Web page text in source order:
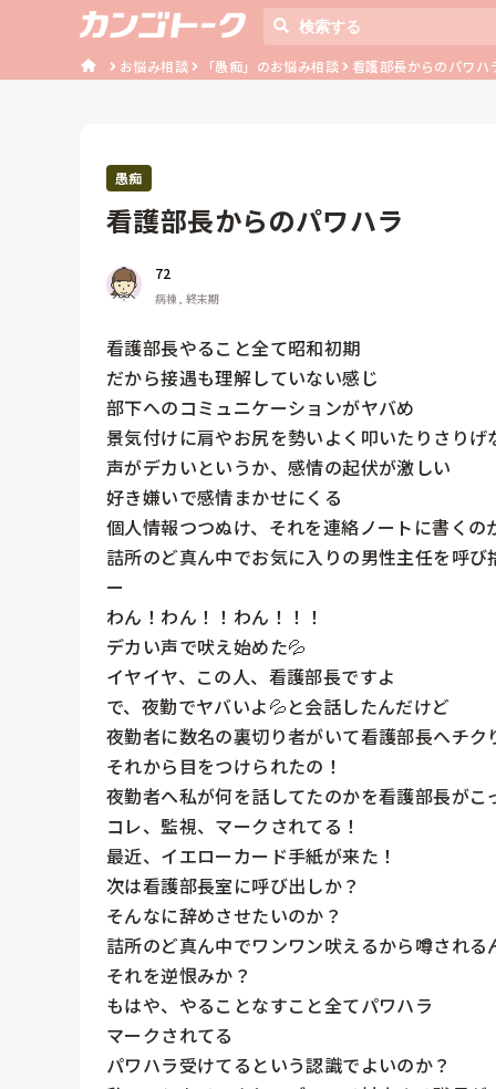
お悩み相談 「愚痴」のお悩み相談 看護部長からのパワ
愚痴
看護部長からのパワハラ
72
病棟, 終末期
看護部長やること全て昭和初期
だから接遇も理解していない感じ
部下へのコミュニケーションがヤバめ
景気付けに肩やお尻を勢いよく叩いたりさりげ
声がデカいというか、感情の起伏が激しい
好き嫌いで感情まかせにくる
個人情報つつぬけ、それを連絡ノートに書くの
詰所のど真ん中でお気に入りの男性主任を呼
ー
わん！わん！！わん！！！
デカい声で吠え始めた💦
イヤイヤ、この人、看護部長ですよ
で、夜勤でヤバいよ💦と会話したんだけど
夜勤者に数名の裏切り者がいて看護部長へチク
それから目をつけられたの！
夜勤者へ私が何を話してたのかを看護部長が
コレ、監視、マークされてる！
最近、イエローカード手紙が来た！
次は看護部長室に呼び出しか？
そんなに辞めさせたいのか？
詰所のど真ん中でワンワン吠えるから噂される
それを逆恨みか？
もはや、やることなすこと全てパワハラ
マークされてる
パワハラ受けてるという認識でよいのか？